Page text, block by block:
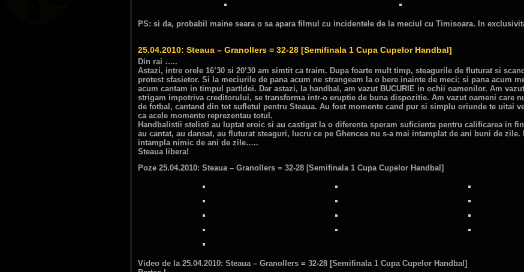
PS: si da, probabil maine seara o sa apara filmul cu incidentele de la meciul cu Timisoara. In
25.04.2010: Steaua – Granollers = 32-28 [Semifinala 1 Cupa Cupelor Handbal]
Din rai …..
Astazi, intre orele 16’30 si 20’30 am simtit ca traim. Dupa foarte mult timp, steagurile de fluturat si
protest sfasietor. Si la meciurile de pana acum ne strangeam la o bere inainte de meci; si pana acum
acum cantam in timpul partidei. Dar astazi, la handbal, am vazut BUCURIE in ochii oamenilor. Am
strigam impotriva creditorului, se transforma intr-o eruptie de buna dispozitie. Am vazut oameni care
de fotbal, cantand din tot sufletul pentru Steaua. Au fost momente cand pur si simplu oriunde te uitai
ca acele momente reprezentau totul.
Handbalistii stelisti au luptat eroic si au castigat la o diferenta speram suficienta pentru calificarea in
au cantat, au dansat, au fluturat steaguri, lucru ce pe Ghencea nu s-a mai intamplat de ani buni de zile.
intampla nimic de ani de zile…..
Steaua libera!
Poze 25.04.2010: Steaua – Granollers = 32-28 [Semifinala 1 Cupa Cupelor Handbal]
Video de la 25.04.2010: Steaua – Granollers = 32-28 [Semifinala 1 Cupa Cupelor Handbal]